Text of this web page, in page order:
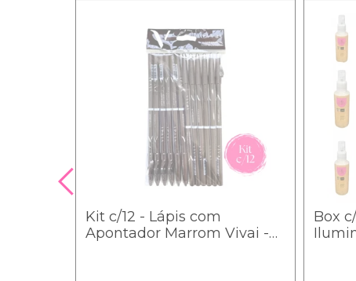
Kit c/12 - Lápis com
Apontador Marrom Vivai -
Box